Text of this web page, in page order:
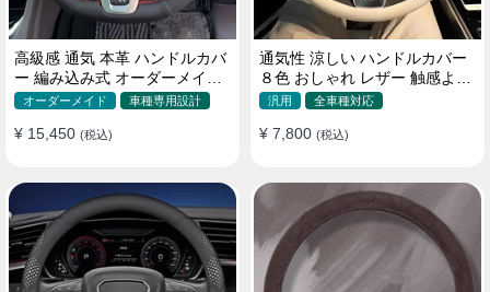
高級感 通気 本革 ハンドルカバ
ー 編み込み式 オーダーメイド
握り感抜群 操作性アップ
オーダーメイド 車種専用設計
¥ 15,450 (税込)
通気性 涼しい ハンドルカバー
８色 おしゃれ レザー 触感よく
シンブル 落ち着いた気品
汎用 全車種対応
¥ 7,800 (税込)